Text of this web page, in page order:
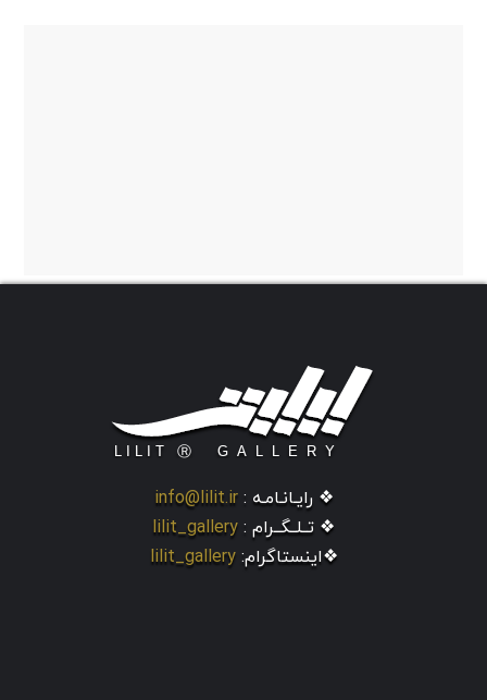
❖ رایـانـامـه : info@lilit.ir
❖ تــلــگــرام : lilit_gallery
❖اینستاگرام: lilit_gallery